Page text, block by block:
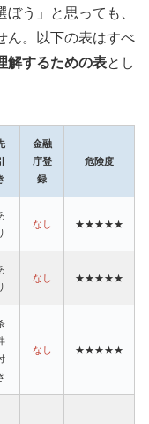
う」と思っても、
ん。以下の表はすべ
解するための表とし
金融
庁登
録
危険度
なし ★★★★★
なし ★★★★★
なし ★★★★★